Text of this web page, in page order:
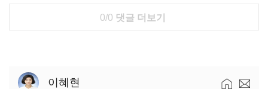
0/0 댓글 더보기
이혜현